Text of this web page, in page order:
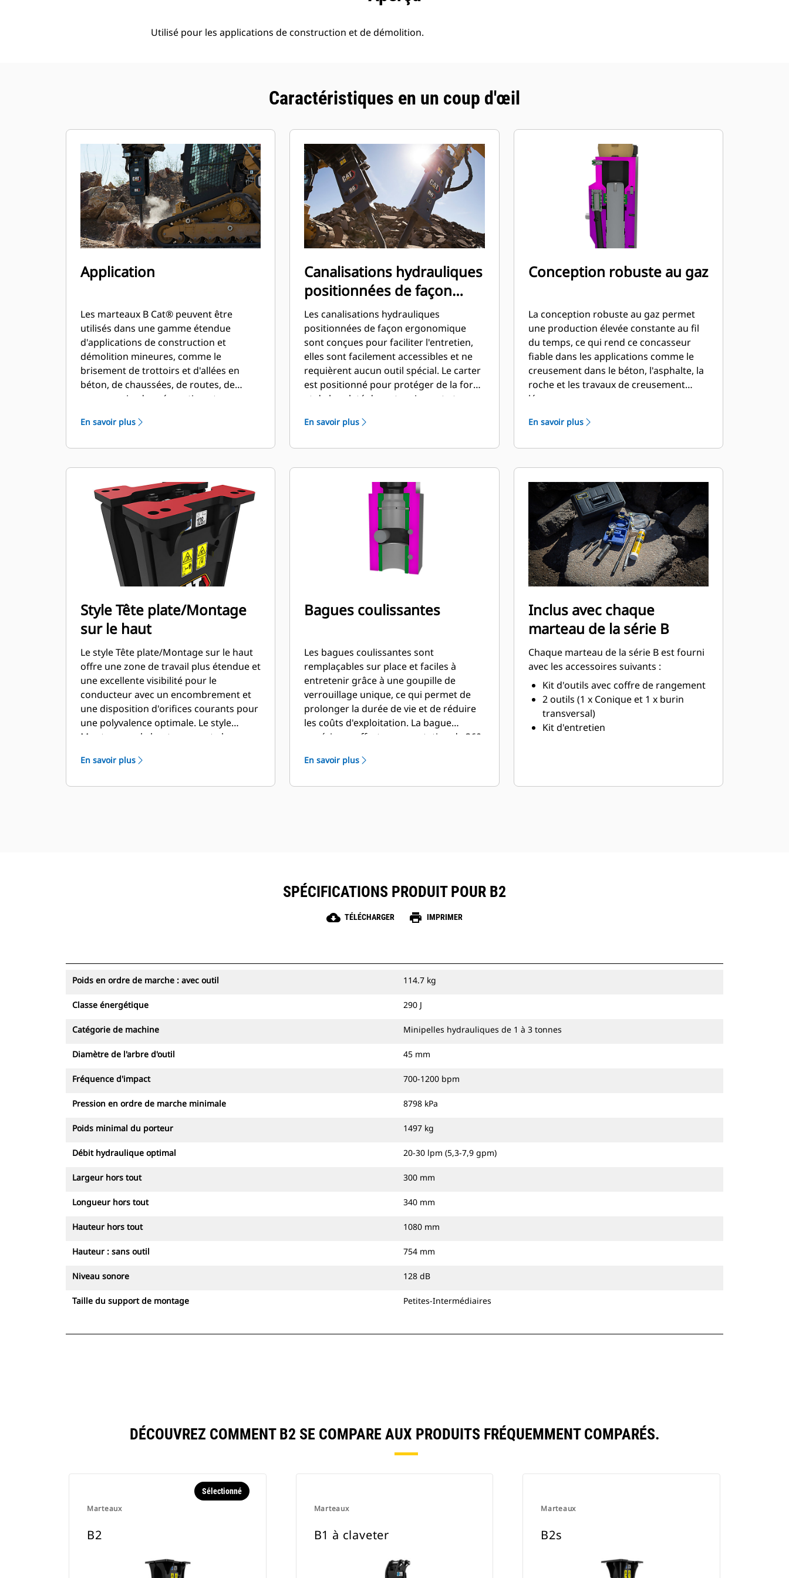
Utilisé pour les applications de construction et de démolition.
Caractéristiques en un coup d'œil
Application
Les marteaux B Cat® peuvent être
utilisés dans une gamme étendue
d'applications de construction et
démolition mineures, comme le
brisement de trottoirs et d'allées en
béton, de chaussées, de routes, de
maçonnerie, de préparation et
destruction des sols gelés pour les
En savoir plus
Canalisations hydrauliques
positionnées de façon
ergonomique
Les canalisations hydrauliques
positionnées de façon ergonomique
sont conçues pour faciliter l'entretien,
elles sont facilement accessibles et ne
requièrent aucun outil spécial. Le carter
est positionné pour protéger de la force
et de la saleté durant un impact et pour
canalisations hydrauliques et la
montage du disjoncteur sur la machine,
ce qui permet une surveillance rapide
de l'état du disjoncteur.
En savoir plus
Conception robuste au gaz
La conception robuste au gaz permet
une production élevée constante au fil
du temps, ce qui rend ce concasseur
fiable dans les applications comme le
creusement dans le béton, l'asphalte, la
roche et les travaux de creusement
légers.
En savoir plus
Style Tête plate/Montage
sur le haut
Le style Tête plate/Montage sur le haut
offre une zone de travail plus étendue et
une excellente visibilité pour le
conducteur avec un encombrement et
une disposition d'orifices courants pour
une polyvalence optimale. Le style
Montage sur le haut augmente la
en phase la force du concasseur et la
En savoir plus
Bagues coulissantes
Les bagues coulissantes sont
remplaçables sur place et faciles à
entretenir grâce à une goupille de
verrouillage unique, ce qui permet de
prolonger la durée de vie et de réduire
les coûts d'exploitation. La bague
supérieure effectue une rotation de 360
positions et effectue une rotation de 90
En savoir plus
Inclus avec chaque
marteau de la série B
Chaque marteau de la série B est fourni
avec les accessoires suivants :
Kit d'outils avec coffre de rangement
2 outils (1 x Conique et 1 x burin
transversal)
Kit d'entretien
SPÉCIFICATIONS PRODUIT POUR B2
cloud_download TÉLÉCHARGER print IMPRIMER
Poids en ordre de marche : avec outil 114.7 kg
Classe énergétique 290 J
Catégorie de machine Minipelles hydrauliques de 1 à 3 tonnes
Diamètre de l'arbre d'outil 45 mm
Fréquence d'impact 700-1200 bpm
Pression en ordre de marche minimale 8798 kPa
Poids minimal du porteur 1497 kg
Débit hydraulique optimal 20-30 lpm (5,3-7,9 gpm)
Largeur hors tout 300 mm
Longueur hors tout 340 mm
Hauteur hors tout 1080 mm
Hauteur : sans outil 754 mm
Niveau sonore 128 dB
Taille du support de montage Petites-Intermédiaires
DÉCOUVREZ COMMENT B2 SE COMPARE AUX PRODUITS FRÉQUEMMENT COMPARÉS.
Marteaux
Sélectionné
B2
Marteaux
B1 à claveter
Marteaux
B2s